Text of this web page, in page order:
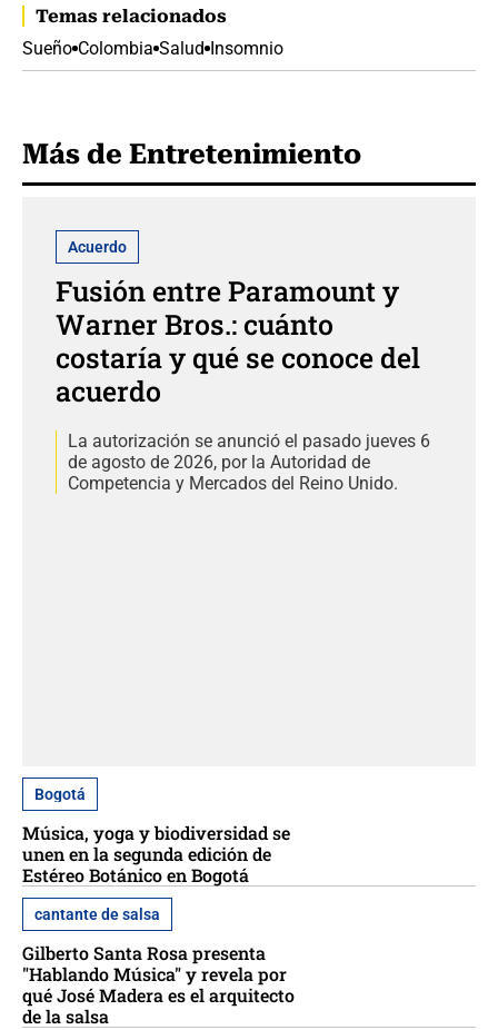
Temas relacionados
Sueño Colombia Salud Insomnio
Más de Entretenimiento
Acuerdo
Fusión entre Paramount y
Warner Bros.: cuánto
costaría y qué se conoce del
acuerdo
La autorización se anunció el pasado jueves 6
de agosto de 2026, por la Autoridad de
Competencia y Mercados del Reino Unido.
Bogotá
Música, yoga y biodiversidad se
unen en la segunda edición de
Estéreo Botánico en Bogotá
cantante de salsa
Gilberto Santa Rosa presenta
"Hablando Música" y revela por
qué José Madera es el arquitecto
de la salsa